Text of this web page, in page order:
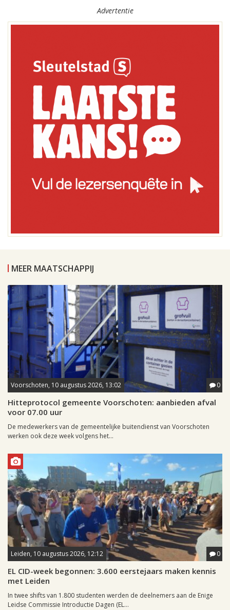
Advertentie
MEER MAATSCHAPPIJ
Voorschoten, 10 augustus 2026, 13:02 0
Hitteprotocol gemeente Voorschoten: aanbieden afval
voor 07.00 uur
De medewerkers van de gemeentelijke buitendienst van Voorschoten
werken ook deze week volgens het...
Leiden, 10 augustus 2026, 12:12 0
EL CID-week begonnen: 3.600 eerstejaars maken kennis
met Leiden
In twee shifts van 1.800 studenten werden de deelnemers aan de Enige
Leidse Commissie Introductie Dagen (EL...